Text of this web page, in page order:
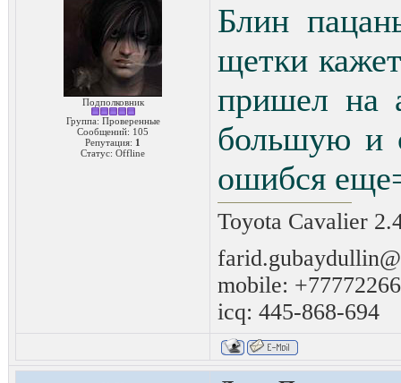
Подполковник
Группа: Проверенные
Сообщений: 105
Репутация: 1
Статус: Offline
Блин
щетки
пришел на
большую и
ошибся
Toyota Cavalier
mobile:
icq: 445-868-694